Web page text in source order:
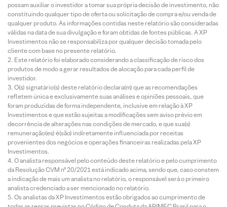
possam auxiliar o investidor a tomar sua própria decisão de investimento, não
constituindo qualquer tipo de oferta ou solicitação de compra e/ou venda de
qualquer produto. As informações contidas neste relatório são consideradas
válidas na data de sua divulgação e foram obtidas de fontes públicas. A XP
Investimentos não se responsabiliza por qualquer decisão tomada pelo
cliente com base no presente relatório.
Este relatório foi elaborado considerando a classificação de risco dos
produtos de modo a gerar resultados de alocação para cada perfil de
investidor.
O(s) signatário(s) deste relatório declara(m) que as recomendações
refletem única e exclusivamente suas análises e opiniões pessoais, que
foram produzidas de forma independente, inclusive em relação à XP
Investimentos e que estão sujeitas a modificações sem aviso prévio em
decorrência de alterações nas condições de mercado, e que sua(s)
remuneração(es) é(são) indiretamente influenciada por receitas
provenientes dos negócios e operações financeiras realizadas pela XP
Investimentos.
O analista responsável pelo conteúdo deste relatório e pelo cumprimento
da Resolução CVM nº 20/2021 está indicado acima, sendo que, caso constem
a indicação de mais um analista no relatório, o responsável será o primeiro
analista credenciado a ser mencionado no relatório.
Os analistas da XP Investimentos estão obrigados ao cumprimento de